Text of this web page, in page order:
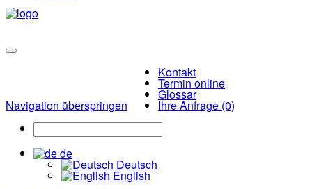
Navigation überspringen
Kontakt
Termin online
Glossar
Ihre Anfrage (0)
de
Deutsch
English